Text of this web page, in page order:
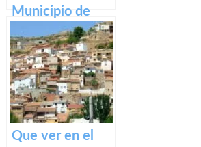
Municipio de
Alhóndiga en
Castilla La
Mancha
Que ver en el